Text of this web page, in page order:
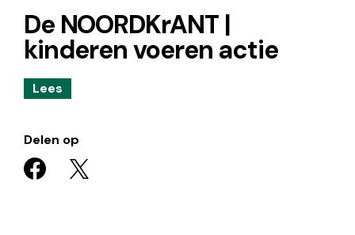
De NOORDKrANT |
kinderen voeren actie
Lees
Delen op